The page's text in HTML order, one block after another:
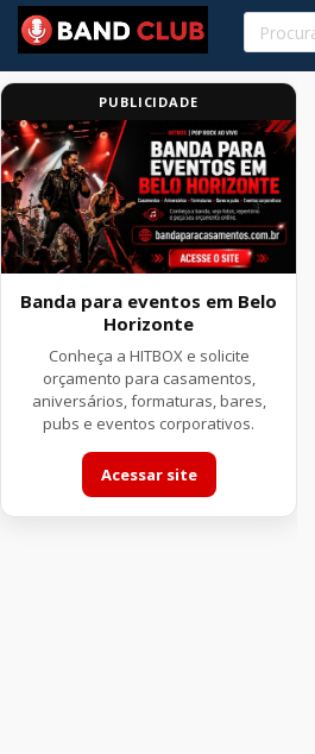
PUBLICIDADE
Banda para eventos em Belo
Horizonte
Conheça a HITBOX e solicite
orçamento para casamentos,
aniversários, formaturas, bares,
pubs e eventos corporativos.
Acessar site